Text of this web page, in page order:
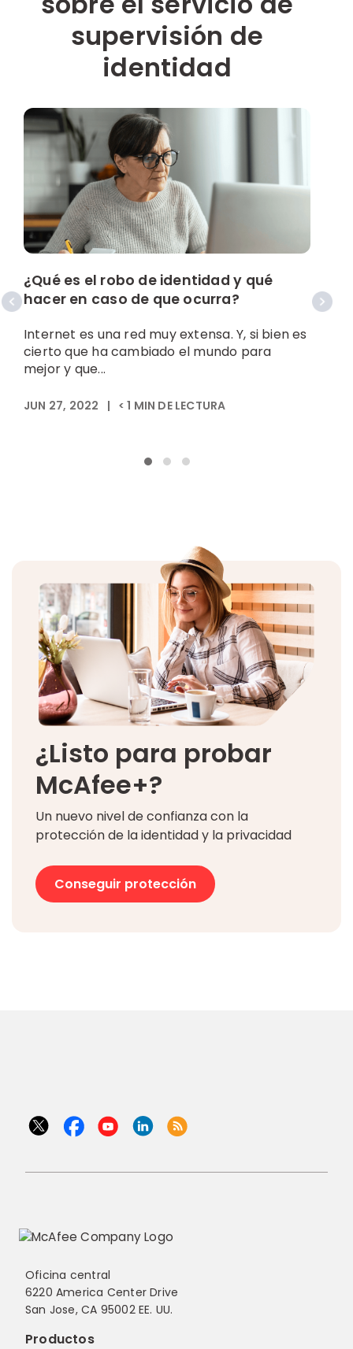
supervisión de
identidad
¿Qué es el robo de identidad y qué
hacer en caso de que ocurra?
Internet es una red muy extensa. Y, si bien es
cierto que ha cambiado el mundo para
mejor y que...
JUN 27, 2022 | < 1 MIN DE LECTURA
¿Listo para probar
McAfee+?
Un nuevo nivel de confianza con la
protección de la identidad y la privacidad
Conseguir protección
Oficina central
6220 America Center Drive
San Jose, CA 95002 EE. UU.
Productos